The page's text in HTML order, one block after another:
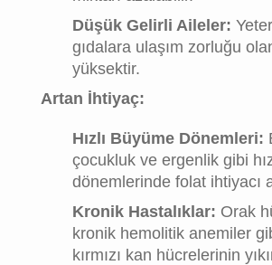
Düşük Gelirli Aileler:
gıdalara ulaşım zorluğu
yüksektir.
Artan İhtiyaç:
Hızlı Büyüme Dönemleri:
çocukluk ve ergenlik gibi
dönemlerinde folat ihtiyacı
Kronik Hastalıklar: Orak
kronik hemolitik anemiler
kırmızı kan hücrelerinin